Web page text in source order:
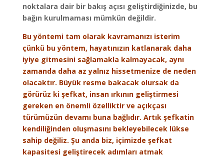
noktalara dair bir bakış açısı geliştirdiğinizde, bu
bağın kurulmaması mümkün değildir.
Bu yöntemi tam olarak kavramanızı isterim
çünkü bu yöntem, hayatınızın katlanarak daha
iyiye gitmesini sağlamakla kalmayacak, aynı
zamanda daha az yalnız hissetmenize de neden
olacaktır. Büyük resme bakacak olursak da
görürüz ki şefkat, insan ırkının geliştirmesi
gereken en önemli özelliktir ve açıkçası
türümüzün devamı buna bağlıdır. Artık şefkatin
kendiliğinden oluşmasını bekleyebilecek lükse
sahip değiliz. Şu anda biz, içimizde şefkat
kapasitesi geliştirecek adımları atmak